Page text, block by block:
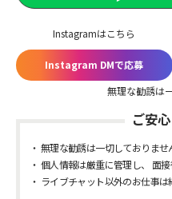
Instagramはこちら
Instagram DMで応募
無理な勧誘は
ご安
無理な勧誘は一切しておりませ
個人情報は厳重に管理し、 面
ライブチャット以外のお仕事は